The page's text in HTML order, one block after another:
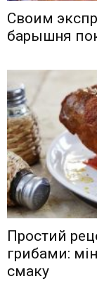
Своим
барышня
Простий
грибами:
смаку